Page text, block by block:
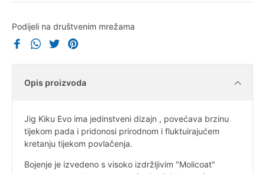
Podijeli na društvenim mrežama
Opis proizvoda
Jig Kiku Evo ima jedinstveni dizajn , povećava brzinu
tijekom pada i pridonosi prirodnom i fluktuirajućem
kretanju tijekom povlačenja.
Bojenje je izvedeno s visoko izdržljivim "Molicoat"